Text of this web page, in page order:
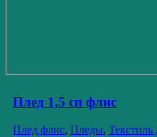
Плед 1,5 сп флис
Плед флис, Пледы, Текстиль